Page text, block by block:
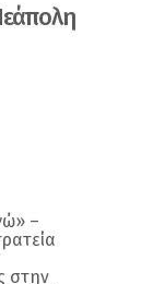
–
στην